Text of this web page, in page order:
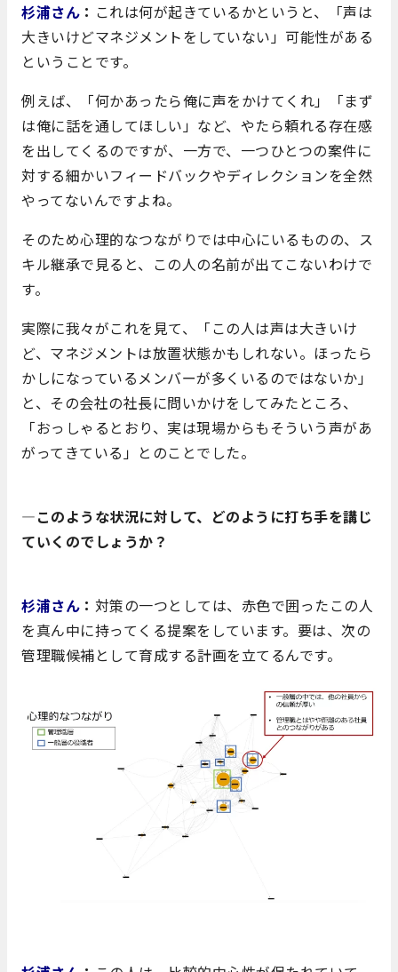
杉浦さん ： これは何が起きているかというと、「声は
大きいけどマネジメントをしていない」可能性がある
ということです。
例えば、「何かあったら俺に声をかけてくれ」「まず
は俺に話を通してほしい」など、やたら頼れる存在感
を出してくるのですが、一方で、一つひとつの案件に
対する細かいフィードバックやディレクションを全然
やってないんですよね。
そのため心理的なつながりでは中心にいるものの、ス
キル継承で見ると、この人の名前が出てこないわけで
す。
実際に我々がこれを見て、「この人は声は大きいけ
ど、マネジメントは放置状態かもしれない。ほったら
かしになっているメンバーが多くいるのではないか」
と、その会社の社長に問いかけをしてみたところ、
「おっしゃるとおり、実は現場からもそういう声があ
がってきている」とのことでした。
―このような状況に対して、どのように打ち手を講じ
ていくのでしょうか？
杉浦さん ： 対策の一つとしては、赤色で囲ったこの人
を真ん中に持ってくる提案をしています。要は、次の
管理職候補として育成する計画を立てるんです。